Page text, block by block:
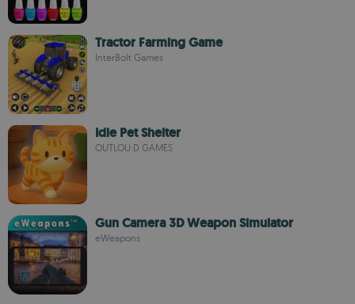
Tractor Farming Game
InterBolt Games
Idle Pet Shelter
OUTLOU:D GAMES
Gun Camera 3D Weapon Simulator
eWeapons